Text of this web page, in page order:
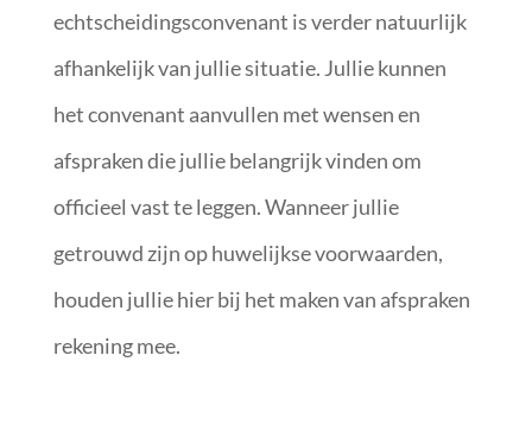
echtscheidingsconvenant is verder natuurlijk
afhankelijk van jullie situatie. Jullie kunnen
het convenant aanvullen met wensen en
afspraken die jullie belangrijk vinden om
officieel vast te leggen. Wanneer jullie
getrouwd zijn op huwelijkse voorwaarden,
houden jullie hier bij het maken van afspraken
rekening mee.